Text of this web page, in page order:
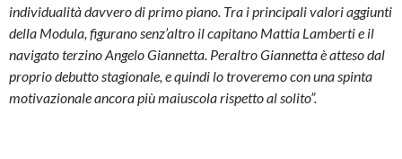
individualità davvero di primo piano. Tra i principali valori aggiunti
della Modula, figurano senz’altro il capitano Mattia Lamberti e il
navigato terzino Angelo Giannetta. Peraltro Giannetta è atteso dal
proprio debutto stagionale, e quindi lo troveremo con una spinta
motivazionale ancora più maiuscola rispetto al solito”.